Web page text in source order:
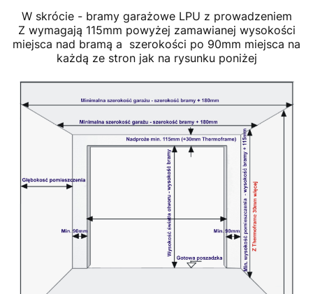
W skrócie - bramy garażowe LPU z prowadzeniem
Z wymagają 115mm powyżej zamawianej wysokości
miejsca nad bramą a szerokości po 90mm miejsca na
każdą ze stron jak na rysunku poniżej